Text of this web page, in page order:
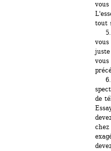
tout
5.
6.
de